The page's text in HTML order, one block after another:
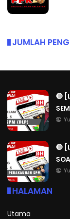
JUMLAH
🔴
🔴
HALAMAN
Utama